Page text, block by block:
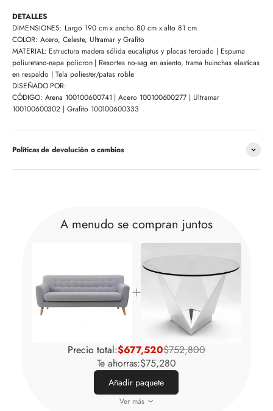
DETALLES
DIMENSIONES: Largo 190 cm x ancho 80 cm x alto 81 cm
COLOR: Acero, Celeste, Ultramar y Grafito
MATERIAL: Estructura madera sólida eucaliptus y placas terciado | Espuma
poliuretano-napa policron | Resortes no-sag en asiento, trama huinchas elasticas
en respaldo | Tela poliester/patas roble
DISEÑADO POR:
CÓDIGO: Arena 100100600741 | Acero 100100600277 | Ultramar
100100600302 | Grafito 100100600333
Políticas de devolución o cambios
A menudo se compran juntos
Precio total:$677,520$752,800
Te ahorras:$75,280
Añadir paquete
Ver más